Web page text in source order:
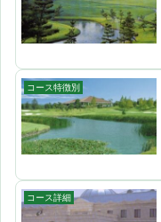
コース特徴別
コース詳細